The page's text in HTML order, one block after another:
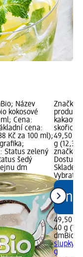
Název
kokosové
Cena:
cena:
Kč za 100 ml);
Status zelený
šedý
dm
Značka:
kakaové
skořice,
49,50
g (12,38
značka
Vybrat
49,50 Kč
40 g
dmBio
slupky,
g